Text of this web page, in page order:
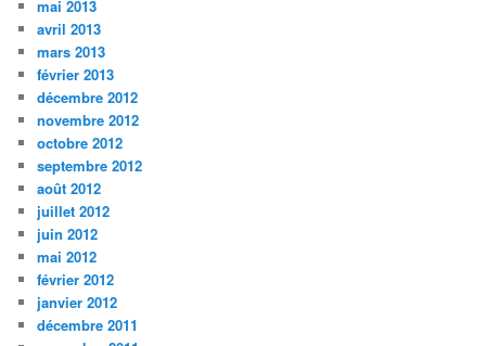
mai 2013
avril 2013
mars 2013
février 2013
décembre 2012
novembre 2012
octobre 2012
septembre 2012
août 2012
juillet 2012
juin 2012
mai 2012
février 2012
janvier 2012
décembre 2011